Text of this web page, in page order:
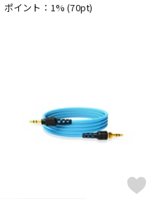
ポイント：1%(70pt)